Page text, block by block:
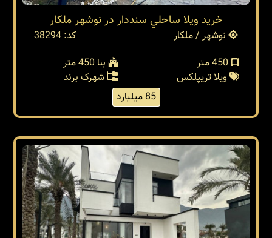
خريد ويلا ساحلي سنددار در نوشهر ملكار
نوشهر / ملکار
کد: 38294
بنا 450 متر
ویلا تریپلکس
شهرک برند
85 میلیارد